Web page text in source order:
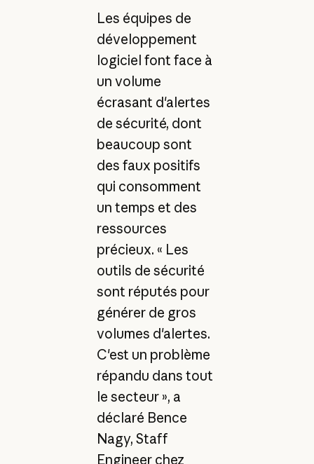
Les équipes de
développement
logiciel font face à
un volume
écrasant d'alertes
de sécurité, dont
beaucoup sont
des faux positifs
qui consomment
un temps et des
ressources
précieux. « Les
outils de sécurité
sont réputés pour
générer de gros
volumes d'alertes.
C'est un problème
répandu dans tout
le secteur », a
déclaré Bence
Nagy, Staff
Engineer chez